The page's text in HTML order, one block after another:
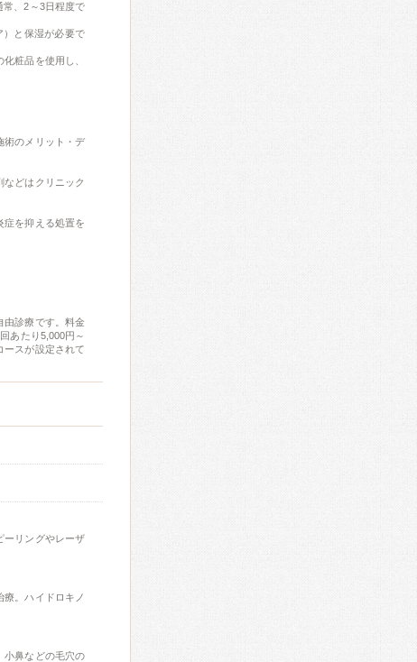
常、2～3日程度で
）と保湿が必要で
粧品を使用し、
術のメリット・デ
どはクリニック
症を抑える処置を
由診療です。料金
あたり5,000円～
ースが設定されて
ーリングやレーザ
療。ハイドロキノ
小鼻などの毛穴の